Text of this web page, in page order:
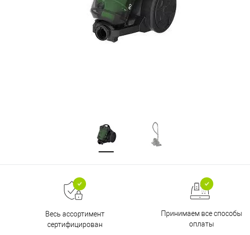
Весь ассортимент
сертифицирован
Принимаем все способы
оплаты